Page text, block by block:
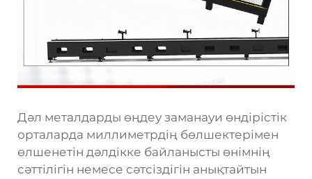
Дәл металдарды өңдеу заманауи өндірістік
орталарда миллиметрдің бөлшектерімен
өлшенетін дәлдікке байланысты өнімнің
сәттілігін немесе сәтсіздігін анықтайтын